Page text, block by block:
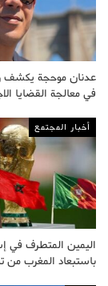
عدنان موحجة يكشف
في معالجة القضايا
أخبار المجتمع
اليمين المتطرف في
باستبعاد المغرب